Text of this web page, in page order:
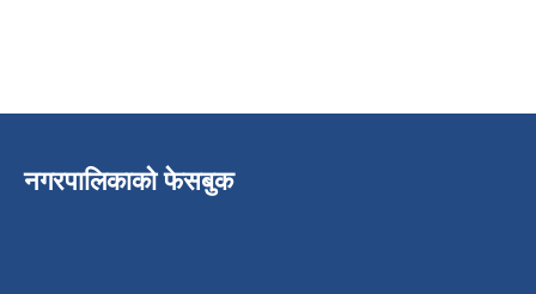
नगरपालिकाको फेसबुक